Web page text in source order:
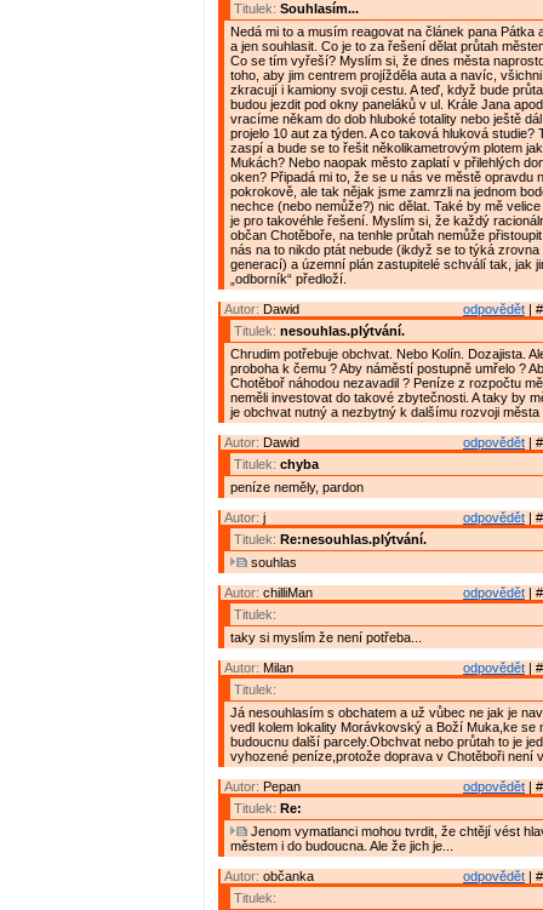
Titulek: Souhlasím...
Nedá mi to a musím reagovat na článek pana Pátka
a jen souhlasit. Co je to za řešení dělat průtah
Co se tím vyřeší? Myslím si, že dnes města
toho, aby jim centrem projížděla auta a navíc,
zkracují i kamiony svoji cestu. A teď, když bude
budou jezdit pod okny paneláků v ul. Krále Jana
vracíme někam do dob hluboké totality nebo ještě
projelo 10 aut za týden. A co taková hluková studie?
zaspí a bude se to řešit několikametrovým plotem
Mukách? Nebo naopak město zaplatí v přilehlých
oken? Připadá mi to, že se u nás ve městě opravdu
pokrokově, ale tak nějak jsme zamrzli na jednom
nechce (nebo nemůže?) nic dělat. Také by mě
je pro takovéhle řešení. Myslím si, že každý
občan Chotěboře, na tenhle průtah nemůže
nás na to nikdo ptát nebude (ikdyž se to týká
generací) a územní plán zastupitelé schválí tak, jak
„odborník“ předloží.
odpovědět |
Autor: Dawid
Titulek: nesouhlas.plýtvání.
Chrudim potřebuje obchvat. Nebo Kolín. Dozajista.
proboha k čemu ? Aby náměstí postupně umřelo ?
Chotěboř náhodou nezavadil ? Peníze z rozpočtu
neměli investovat do takové zbytečnosti. A taky by
je obchvat nutný a nezbytný k dalšímu rozvoji města
odpovědět |
Autor: Dawid
Titulek: chyba
peníze neměly, pardon
odpovědět |
Autor: j
Titulek: Re:nesouhlas.plýtvání.
souhlas
odpovědět |
Autor: chilliMan
Titulek:
taky si myslím že není potřeba...
odpovědět |
Autor: Milan
Titulek:
Já nesouhlasím s obchatem a už vůbec ne jak je
vedl kolem lokality Morávkovský a Boží Muka,ke se
budoucnu další parcely.Obchvat nebo průtah to je
vyhozené peníze,protože doprava v Chotěboři není
odpovědět |
Autor: Pepan
Titulek: Re:
Jenom vymatlanci mohou tvrdit, že chtějí vést
městem i do budoucna. Ale že jich je...
odpovědět |
Autor: občanka
Titulek: